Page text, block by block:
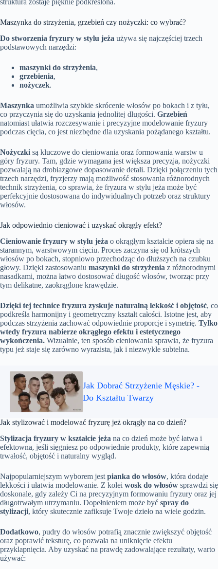
struktura zostaje pięknie podkreślona.
Maszynka do strzyżenia, grzebień czy nożyczki: co wybrać?
Do stworzenia fryzury w stylu jeża używa się najczęściej trzech
podstawowych narzędzi:
maszynki do strzyżenia,
grzebienia,
nożyczek.
Maszynka umożliwia szybkie skrócenie włosów po bokach i z tyłu,
co przyczynia się do uzyskania jednolitej długości. Grzebień
natomiast ułatwia rozczesywanie i precyzyjne modelowanie fryzury
podczas cięcia, co jest niezbędne dla uzyskania pożądanego kształtu.
Nożyczki są kluczowe do cieniowania oraz formowania warstw u
góry fryzury. Tam, gdzie wymagana jest większa precyzja, nożyczki
pozwalają na drobiazgowe dopasowanie detali. Dzięki połączeniu tych
trzech narzędzi, fryzjerzy mają możliwość stosowania różnorodnych
technik strzyżenia, co sprawia, że fryzura w stylu jeża może być
perfekcyjnie dostosowana do indywidualnych potrzeb oraz struktury
włosów.
Jak odpowiednio cieniować i uzyskać okrągły efekt?
Cieniowanie fryzury w stylu jeża o okrągłym kształcie opiera się na
starannym, warstwowym cięciu. Proces zaczyna się od krótszych
włosów po bokach, stopniowo przechodząc do dłuższych na czubku
głowy. Dzięki zastosowaniu maszynki do strzyżenia z różnorodnymi
nasadkami, można łatwo dostosować długość włosów, tworząc przy
tym delikatne, zaokrąglone krawędzie.
Dzięki tej technice fryzura zyskuje naturalną lekkość i objętość, co
podkreśla harmonijny i geometryczny kształt całości. Istotne jest, aby
podczas strzyżenia zachować odpowiednie proporcje i symetrię. Tylko
wtedy fryzura nabierze okrągłego efektu i estetycznego
wykończenia. Wizualnie, ten sposób cieniowania sprawia, że fryzura
typu jeż staje się zarówno wyrazista, jak i niezwykle subtelna.
Jak Dobrać Strzyżenie Męskie? -
Do Kształtu Twarzy
Jak stylizować i modelować fryzurę jeż okrągły na co dzień?
Stylizacja fryzury w kształcie jeża na co dzień może być łatwa i
efektowna, jeśli sięgniesz po odpowiednie produkty, które zapewnią
trwałość, objętość i naturalny wygląd.
Najpopularniejszym wyborem jest pianka do włosów, która dodaje
lekkości i ułatwia modelowanie. Z kolei wosk do włosów sprawdzi się
doskonale, gdy zależy Ci na precyzyjnym formowaniu fryzury oraz jej
długotrwałym utrzymaniu. Dopełnieniem może być spray do
stylizacji, który skutecznie zafiksuje Twoje dzieło na wiele godzin.
Dodatkowo, pudry do włosów potrafią znacznie zwiększyć objętość
oraz poprawić teksturę, co pozwala na uniknięcie efektu
przyklapnięcia. Aby uzyskać na prawdę zadowalające rezultaty, warto
używać: